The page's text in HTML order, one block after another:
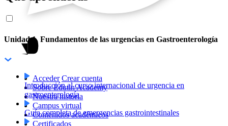
Acceder Crear cuenta
Sobre Edutin Academy
Nuestra historia
Campus virtual
Contenidos académicos
Certificados
Unidad 1. Fundamentos de las urgencias en Gastroenterología
Introducción al curso internacional de urgencia en
gastroenterología
Guía completa de emergencias gastrointestinales